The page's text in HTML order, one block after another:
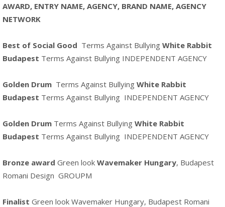
AWARD, ENTRY NAME, AGENCY, BRAND NAME, AGENCY
NETWORK
Best of Social Good Terms Against Bullying White Rabbit
Budapest Terms Against Bullying INDEPENDENT AGENCY
Golden Drum Terms Against Bullying White Rabbit
Budapest Terms Against Bullying INDEPENDENT AGENCY
Golden Drum Terms Against Bullying White Rabbit
Budapest Terms Against Bullying INDEPENDENT AGENCY
Bronze award Green look Wavemaker Hungary, Budapest
Romani Design GROUPM
Finalist Green look Wavemaker Hungary, Budapest Romani